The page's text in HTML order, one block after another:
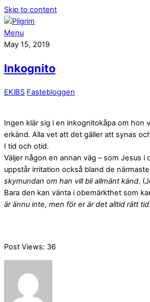
Skip to content
Menu
May 15, 2019
Inkognito
EKiBS Fastebloggen
Ingen klär sig i en inkognitokåpa om hon
erkänd. Alla vet att det gäller att synas
I tid och otid.
Väljer någon en annan väg – som Jesus i
uppstår irritation också bland de
skymundan om han vill bli allmänt känd.
Bara den kan vänta i obemärkthet som
är ännu inte, men för er är det alltid rätt tid
Post Views: 36